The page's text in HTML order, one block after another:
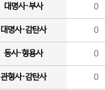
대명사·부사 0
대명사·감탄사 0
동사·형용사 0
관형사·감탄사 0